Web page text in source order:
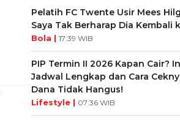
Pelatih FC Twente Usir Mees
Saya Tak Berharap Dia Kembali
Bola | 17:39 WIB
PIP Termin II 2026 Kapan Cair?
Jadwal Lengkap dan Cara
Dana Tidak Hangus!
Lifestyle | 07:36 WIB